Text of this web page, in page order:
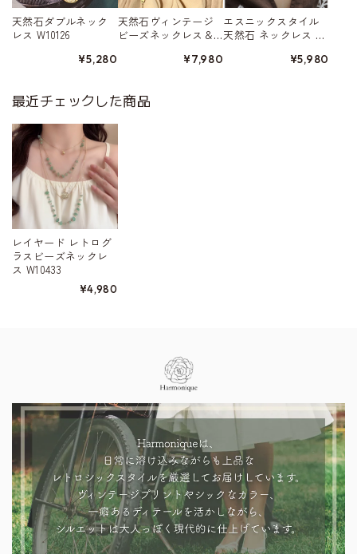
天然石ダブルネック
レス W10126
¥5,280
天然石ヴィンテージ
ビーズネックレス＆
クレスの2点セット W
¥7,980
エスニックスタイル
天然石 ネックレス W
¥5,980
最近チェックした商品
レイヤード レトログ
ラスビーズネックレ
ス W10433
¥4,980